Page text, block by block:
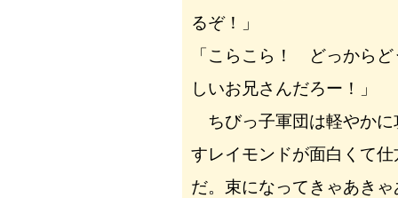
るぞ！」
「こらこら！ どっからど
しいお兄さんだろー！」
ちびっ子軍団は軽やかに
すレイモンドが面白くて
だ。束になってきゃあき